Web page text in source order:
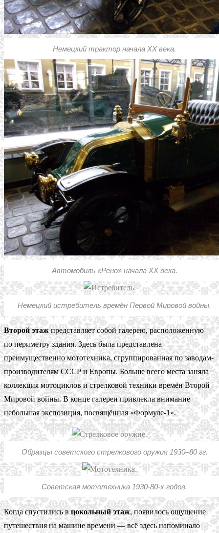
Немецкий трактор начала ХХ века.
Автомобиль «Рено» начала ХХ века.
Немецкий истребитель времён Первой Мировой войны.
Второй этажпредставляет собой галерею, расположенную
по периметру здания. Здесь была представлена
преимущественно мототехника, сгруппированная по заводам-
производителям СССР и Европы. Больше всего места заняла
коллекция мотоциклов и стрелковой техники времён Второй
Мировой войны. В конце галереи привлекла внимание
небольшая экспозиция, посвящённая «Формуле-1».
Образцы советского стрелкового оружия 1930–80 гг.
Советская мототехника 1930-80-х годов.
Когда спустились вцокольный этаж, появилось ощущение
путешествия на машине времени — всё здесь напоминало